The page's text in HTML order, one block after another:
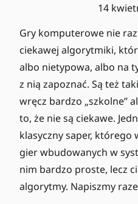
14
Gry komputerowe nie
ciekawej algorytmiki,
albo nietypowa, albo na
z nią zapoznać. Są też
wręcz bardzo „szkolne”
to, że nie są ciekawe.
klasyczny saper, którego
gier wbudowanych w
nim bardzo proste, lecz
algorytmy. Napiszmy